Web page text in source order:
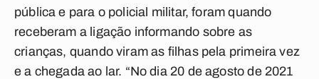
pública e para o policial militar, foram quando
receberam a ligação informando sobre as
crianças, quando viram as filhas pela primeira vez
e a chegada ao lar. “No dia 20 de agosto de 2021